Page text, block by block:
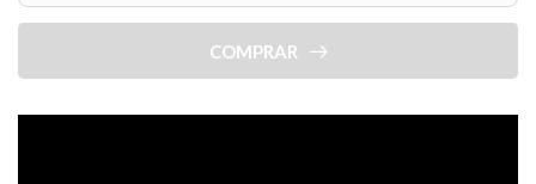
COMPRAR